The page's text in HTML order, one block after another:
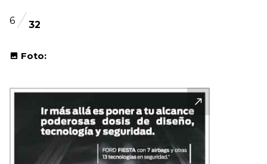
6 32
Foto: